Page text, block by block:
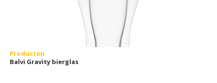
Producten
Balvi Gravity bierglas